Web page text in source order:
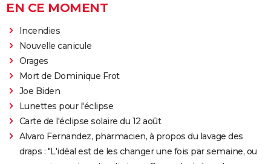
EN CE MOMENT
Incendies
Nouvelle canicule
Orages
Mort de Dominique Frot
Joe Biden
Lunettes pour l'éclipse
Carte de l'éclipse solaire du 12 août
Alvaro Fernandez, pharmacien, à propos du lavage des
draps : "L'idéal est de les changer une fois par semaine, ou